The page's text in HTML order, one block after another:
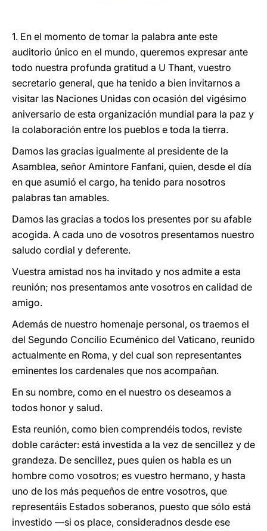
1. En el momento de tomar la palabra ante este
auditorio único en el mundo, queremos expresar ante
todo nuestra profunda gratitud a U Thant, vuestro
secretario general, que ha tenido a bien invitarnos a
visitar las Naciones Unidas con ocasión del vigésimo
aniversario de esta organización mundial para la paz y
la colaboración entre los pueblos e toda la tierra.
Damos las gracias igualmente al presidente de la
Asamblea, señor Amintore Fanfani, quien, desde el día
en que asumió el cargo, ha tenido para nosotros
palabras tan amables.
Damos las gracias a todos los presentes por su afable
acogida. A cada uno de vosotros presentamos nuestro
saludo cordial y deferente.
Vuestra amistad nos ha invitado y nos admite a esta
reunión; nos presentamos ante vosotros en calidad de
amigo.
Además de nuestro homenaje personal, os traemos el
del Segundo Concilio Ecuménico del Vaticano, reunido
actualmente en Roma, y del cual son representantes
eminentes los cardenales que nos acompañan.
En su nombre, como en el nuestro os deseamos a
todos honor y salud.
Esta reunión, como bien comprendéis todos, reviste
doble carácter: está investida a la vez de sencillez y de
grandeza. De sencillez, pues quien os habla es un
hombre como vosotros; es vuestro hermano, y hasta
uno de los más pequeños de entre vosotros, que
representáis Estados soberanos, puesto que sólo está
investido —si os place, consideradnos desde ese